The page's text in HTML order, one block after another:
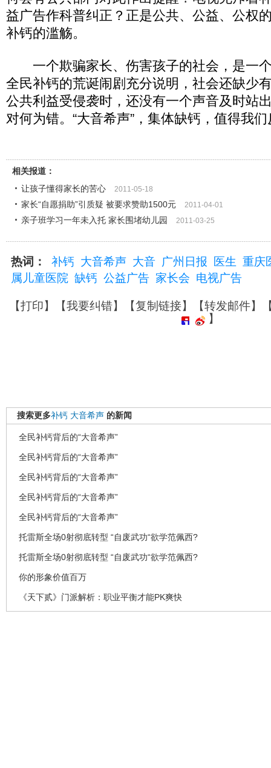
益广告作科普纠正？正是公共、公益、公权
补钙的滥觞。
一个欺骗家长、伤害孩子的社会，是一
全民补钙的荒诞闹剧充分说明，社会还缺少
公共利益受侵袭时，还没有一个声音及时站
对何为错。“大音希声”，集体缺钙，值得我
相关报道：
让孩子懂得家长的苦心
2011-05-18
家长“自愿捐助”引质疑 被要求赞助1500元 2011-04-01
亲子班学习一年未入托 家长围堵幼儿园 2011-03-25
热词： 补钙 大音希声 大音 广州日报 医生 重庆
属儿童医院 缺钙 公益广告 家长会 电视广告
【打印】【我要纠错】【复制链接】【转发邮件】
】
搜索更多补钙 大音希声 的新闻
全民补钙背后的“大音希声”
全民补钙背后的“大音希声”
全民补钙背后的“大音希声”
全民补钙背后的“大音希声”
全民补钙背后的“大音希声”
托雷斯全场0射彻底转型 “自废武功“欲学范佩西?
托雷斯全场0射彻底转型 “自废武功“欲学范佩西?
你的形象价值百万
《天下贰》门派解析：职业平衡才能PK爽快